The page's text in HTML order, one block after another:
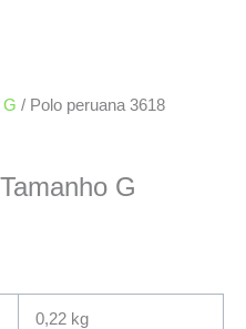
G / Polo peruana 3618
G
0,22 kg